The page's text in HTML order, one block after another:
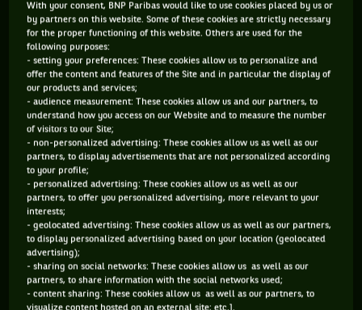
de sa carrière. L'Espagnol avait annoncé à l'US Open
dernier qu'il était en train de participer à son dernier
Grand Chelem. C'est donc sa tournée d'adieu qui
s'achève et émotionnellement ce n'est pas facile.
Pas simple l'épreuve que s'impose David Ferrer. Le 155e
joueur mondial, ex n°3 et vainqueur de 27 titres sur le circuit,
une fois finaliste en Grand Chelem et cinq fois demi-finaliste
dans les épreuves reines, est à 15 jours de la fin de sa
carrière de joueur de tennis. Il s'en est rapproché un peu plus
encore hier, après une 6e défaite face à Rafael Nadal au
tournoi de Barcelone (dont 4 en finale!) en 15 participations.
Une défaite sur le court « Rafael Nadal ». Ça fait beaucoup
de « Nadal » tout ça !
With your consent, BNP Paribas would like to use cookies placed by us or
by partners on this website. Some of these cookies are strictly necessary
for the proper functioning of this website. Others are used for the
following purposes:
- setting your preferences: These cookies allow us to personalize and
offer the content and features of the Site and in particular the display of
our products and services;
- audience measurement: These cookies allow us and our partners, to
understand how you access on our Website and to measure the number
of visitors to our Site;
- non-personalized advertising: These cookies allow us as well as our
partners, to display advertisements that are not personalized according
to your profile;
- personalized advertising: These cookies allow us as well as our
partners, to offer you personalized advertising, more relevant to your
interests;
- geolocated advertising: These cookies allow us as well as our partners,
to display personalized advertising based on your location (geolocated
advertising);
- sharing on social networks: These cookies allow us as well as our
partners, to share information with the social networks used;
- content sharing: These cookies allow us as well as our partners, to